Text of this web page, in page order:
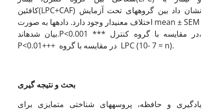
کافئین(LPC+CAF) نشان داد بین گروه­های تحت آزمایش
اختلاف معنی­دار وجود دارد. داده­ها به صورت mean ± SEM
بیان ­شده­اند.P<0.001 *** در مقایسه با گروه کنترل­،
P<0.01+++ در مقایسه با گروه LPC (10- 7 = n).
بحث و نتیجه گیری
یادگیری و حافظه، پروسه­های شناختی متمایزی برای